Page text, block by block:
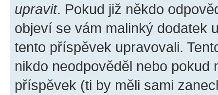
upravit. Pokud již někdo
objeví se vám malinký dodatek
tento příspěvek upravovali.
nikdo neodpověděl nebo pokud
příspěvek (ti by měli sami